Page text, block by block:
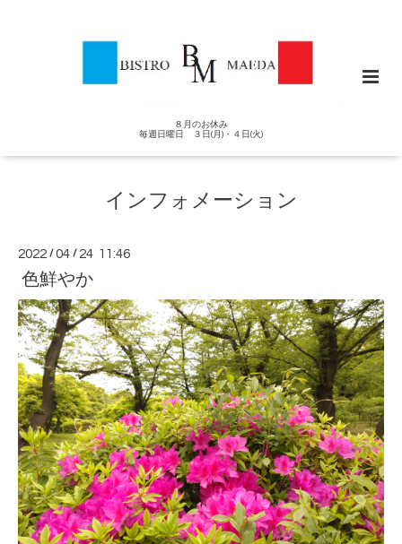
８月のお休み
毎週日曜日 ３日(月)・４日(火)
インフォメーション
2022 /04 / 24 11:46
色鮮やか